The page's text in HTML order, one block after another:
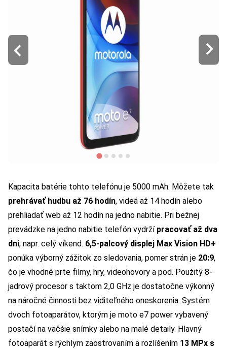
Kapacita batérie tohto telefónu je 5000 mAh. Môžete tak
prehrávať hudbu až 76 hodín, videá až 14 hodín alebo
prehliadať web až 12 hodín na jedno nabitie. Pri bežnej
prevádzke na jedno nabitie telefón vydrží pracovať až dva
dni, napr. celý víkend. 6,5-palcový displej Max Vision HD+
ponúka výborný zážitok zo sledovania, pomer strán je 20:9,
čo je vhodné prte filmy, hry, videohovory a pod. Použitý 8-
jadrový procesor s taktom 2,0 GHz je dostatočne výkonný
na náročné činnosti bez viditeľného oneskorenia. Systém
dvoch fotoaparátov, ktorým je moto e7 power vybavený
postačí na väčšie snímky alebo na malé detaily. Hlavný
fotoaparát s rýchlym zaostrovaním a rozlíšením 13 MPx s